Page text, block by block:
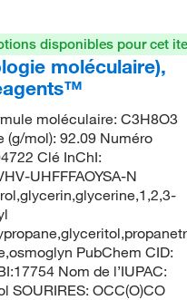
disponibles pour cet
moléculaire),
moléculaire: C3H8O3
(g/mol): 92.09 Numéro
Clé InChI:
UHFFFAOYSA-N
PubChem CID:
Nom de l’IUPAC:
SOURIRES: OCC(O)CO